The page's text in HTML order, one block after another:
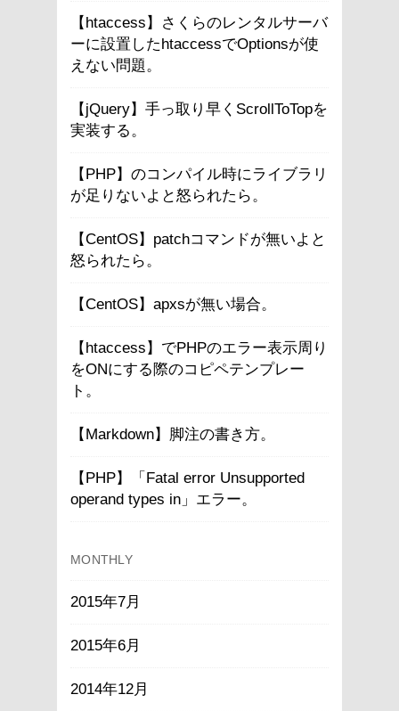
【htaccess】さくらのレンタルサーバ
ーに設置したhtaccessでOptionsが使
えない問題。
【jQuery】手っ取り早くScrollToTopを
実装する。
【PHP】のコンパイル時にライブラリ
が足りないよと怒られたら。
【CentOS】patchコマンドが無いよと
怒られたら。
【CentOS】apxsが無い場合。
【htaccess】でPHPのエラー表示周り
をONにする際のコピペテンプレー
ト。
【Markdown】脚注の書き方。
【PHP】「Fatal error Unsupported
operand types in」エラー。
MONTHLY
2015年7月
2015年6月
2014年12月